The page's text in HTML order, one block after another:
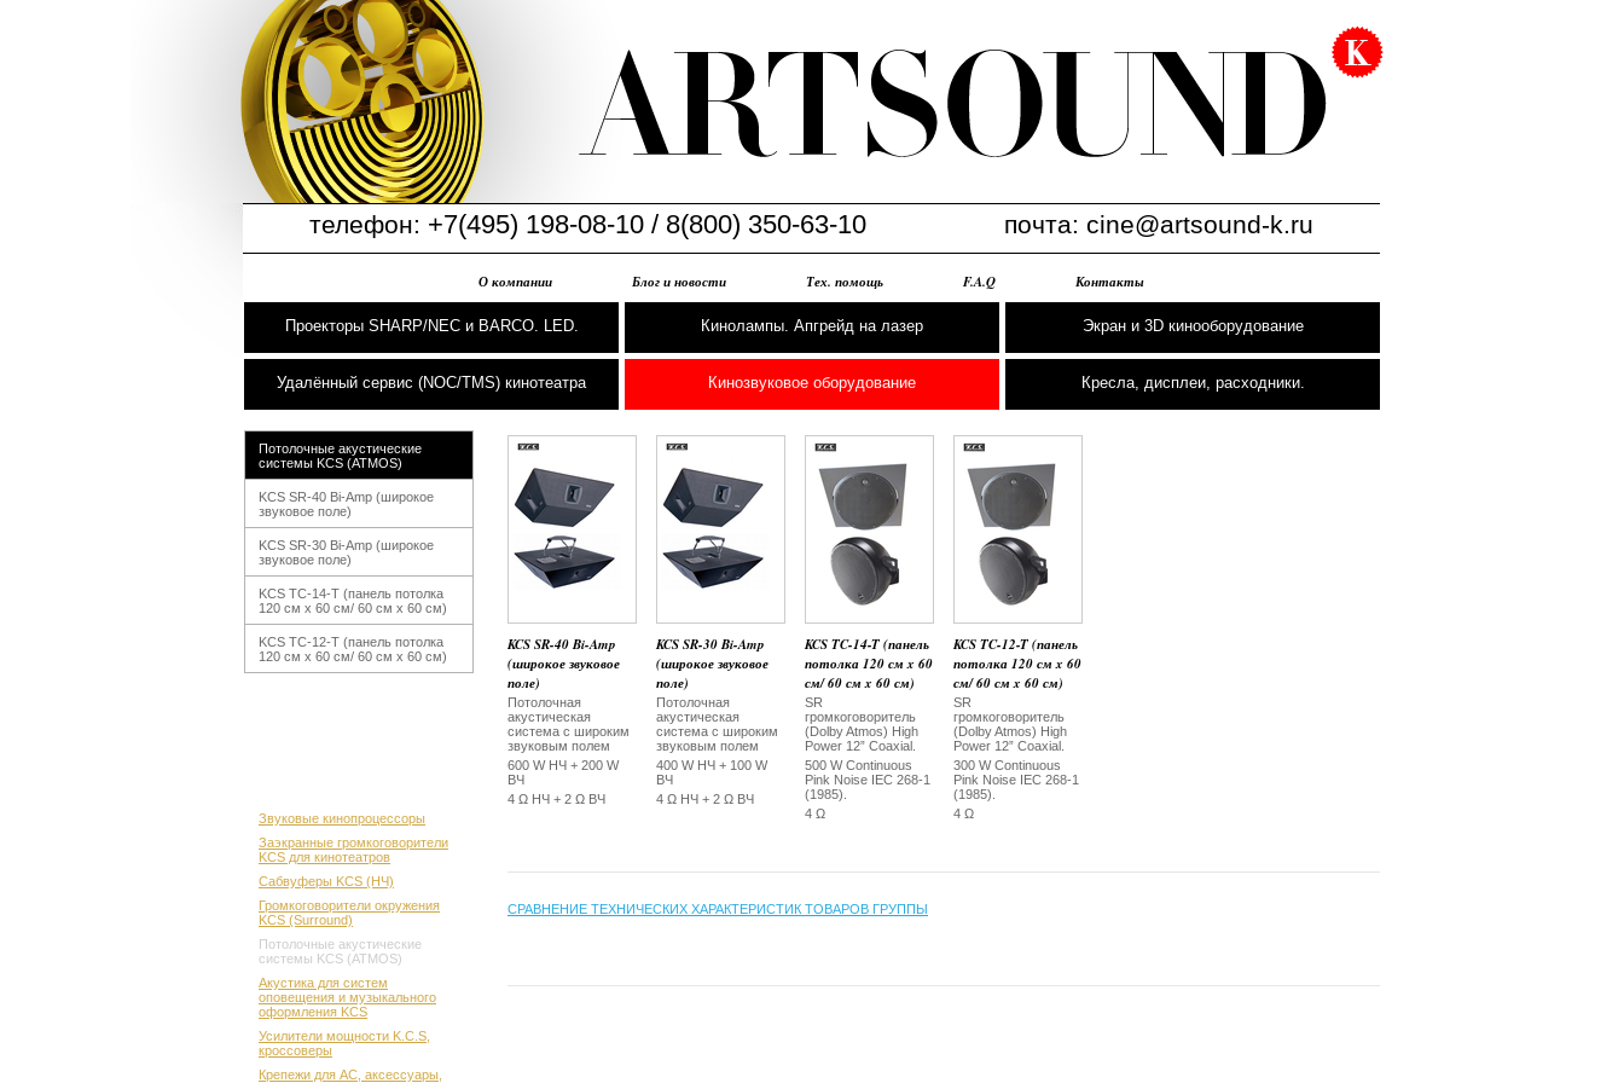
телефон: +7(495) 198-08-10 / 8(800) 350-63-10 почта: cine@artsound-k.ru
О компании Блог и новости Тех. помощь F.A.Q Контакты
Проекторы SHARP/NEC и BARCO. LED. Кинолампы. Апгрейд на лазер Экран и 3D кинооборудование
Удалённый сервис (NOC/TMS) кинотеатра Кинозвуковое оборудование Кресла, дисплеи, расходники.
Потолочные акустические
системы KCS (ATMOS)
KCS SR-40 Bi-Amp (широкое
звуковое поле)
KCS SR-30 Bi-Amp (широкое
звуковое поле)
KCS TC-14-T (панель потолка
120 см x 60 см/ 60 см x 60 см)
KCS TC-12-T (панель потолка
120 см x 60 см/ 60 см x 60 см)
Звуковые кинопроцессоры
Заэкранные громкоговорители
KCS для кинотеатров
Сабвуферы KCS (НЧ)
Громкоговорители окружения
KCS (Surround)
Потолочные акустические
системы KCS (ATMOS)
Акустика для систем
оповещения и музыкального
оформления KCS
Усилители мощности K.C.S,
кроссоверы
Крепежи для АС, аксессуары,
KCS SR-40 Bi-Amp
(широкое звуковое
поле)
Потолочная
акустическая
система с широким
звуковым полем
600 W НЧ + 200 W
ВЧ
4 Ω НЧ + 2 Ω ВЧ
KCS SR-30 Bi-Amp
(широкое звуковое
поле)
Потолочная
акустическая
система с широким
звуковым полем
400 W НЧ + 100 W
ВЧ
4 Ω НЧ + 2 Ω ВЧ
KCS TC-14-T (панель
потолка 120 см x 60
см/ 60 см x 60 см)
SR
громкоговоритель
(Dolby Atmos) High
Power 12” Coaxial.
500 W Continuous
Pink Noise IEC 268-1
(1985).
4 Ω
KCS TC-12-T (панель
потолка 120 см x 60
см/ 60 см x 60 см)
SR
громкоговоритель
(Dolby Atmos) High
Power 12” Coaxial.
300 W Continuous
Pink Noise IEC 268-1
(1985).
4 Ω
СРАВНЕНИЕ ТЕХНИЧЕСКИХ ХАРАКТЕРИСТИК ТОВАРОВ ГРУППЫ